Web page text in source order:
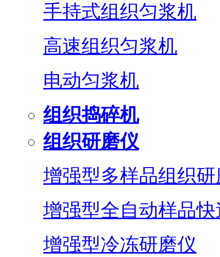
手持式组织匀浆机
高速组织匀浆机
电动匀浆机
组织捣碎机
组织研磨仪
增强型多样品组织
增强型全自动样品
增强型冷冻研磨仪